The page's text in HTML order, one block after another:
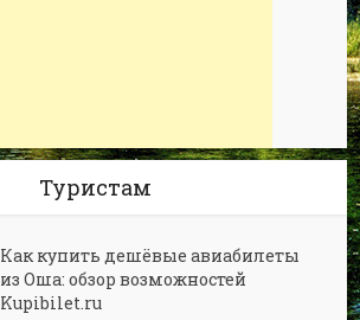
Туристам
Как купить дешёвые авиабилеты
из Оша: обзор возможностей
Kupibilet.ru